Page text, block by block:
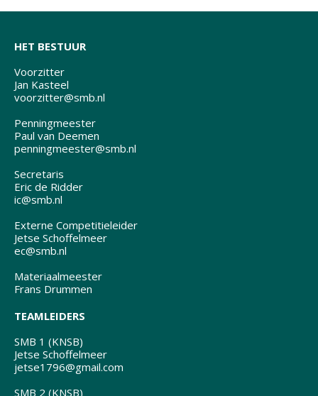
HET BESTUUR
Voorzitter
Jan Kasteel
voorzitter@smb.nl
Penningmeester
Paul van Deemen
penningmeester@smb.nl
Secretaris
Eric de Ridder
ic@smb.nl
Externe Competitieleider
Jetse Schoffelmeer
ec@smb.nl
Materiaalmeester
Frans Drummen
TEAMLEIDERS
SMB 1 (KNSB)
Jetse Schoffelmeer
jetse1796@gmail.com
SMB 2 (KNSB)